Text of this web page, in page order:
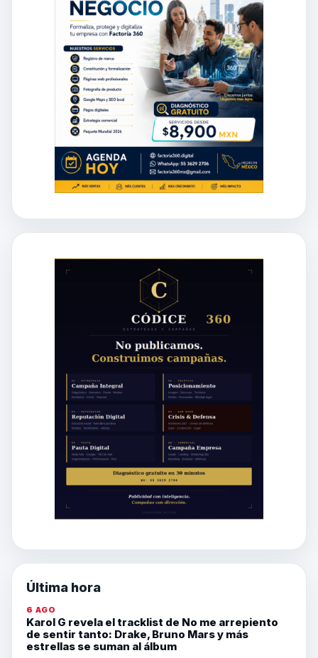
Última hora
6 AGO
Karol G revela el tracklist de No me arrepiento
de sentir tanto: Drake, Bruno Mars y más
estrellas se suman al álbum